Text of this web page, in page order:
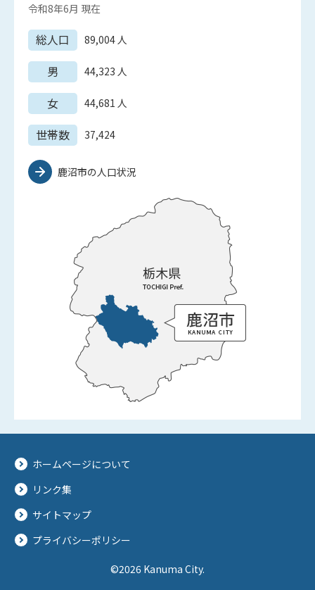
令和8年6月 現在
総人口 89,004 人
男 44,323 人
女 44,681 人
世帯数 37,424
鹿沼市の人口状況
ホームページについて
リンク集
サイトマップ
プライバシーポリシー
©2026 Kanuma City.